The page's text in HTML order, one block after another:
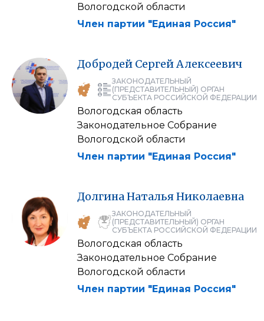
Вологодской области
Член партии "Единая Россия"
Добродей Сергей Алексеевич
ЗАКОНОДАТЕЛЬНЫЙ
(ПРЕДСТАВИТЕЛЬНЫЙ) ОРГАН
СУБЪЕКТА РОССИЙСКОЙ ФЕДЕРАЦИИ
Вологодская область
Законодательное Собрание
Вологодской области
Член партии "Единая Россия"
Долгина НатальяНиколаевна
ЗАКОНОДАТЕЛЬНЫЙ
(ПРЕДСТАВИТЕЛЬНЫЙ) ОРГАН
СУБЪЕКТА РОССИЙСКОЙ ФЕДЕРАЦИИ
Вологодская область
Законодательное Собрание
Вологодской области
Член партии "Единая Россия"